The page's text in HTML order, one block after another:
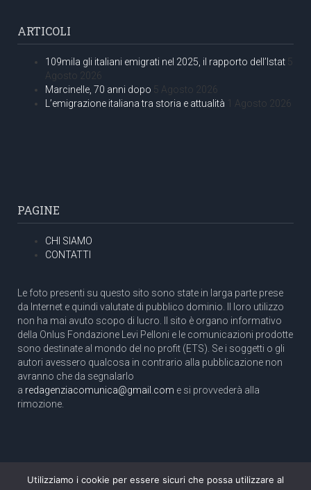
ARTICOLI
109mila gli italiani emigrati nel 2025, il rapporto dell’Istat 5
Agosto 2026
Marcinelle, 70 anni dopo 5 Agosto 2026
L’emigrazione italiana tra storia e attualità 1 Agosto 2026
PAGINE
CHI SIAMO
CONTATTI
Le foto presenti su questo sito sono state in larga parte prese
da Internet e quindi valutate di pubblico dominio. Il loro utilizzo
non ha mai avuto scopo di lucro. Il sito è organo informativo
della Onlus Fondazione Levi Pelloni e le comunicazioni prodotte
sono destinate al mondo del no profit (ETS). Se i soggetti o gli
autori avessero qualcosa in contrario alla pubblicazione non
avranno che da segnalarlo
a redagenziacomunica@gmail.com e si provvederà alla
rimozione.
Copyright 2003 com.unica - Tutti i diritti riservati
Utilizziamo i cookie per essere sicuri che possa utilizzare al